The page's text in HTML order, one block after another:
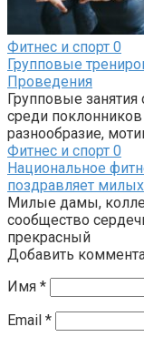
Фитнес и спорт 0
Групповые
Проведения
Групповые
среди
разнообразие,
Фитнес и спорт 0
Национальное
поздравляет
Милые дамы,
сообщество
прекрасный
Добавить
Имя *
Email *